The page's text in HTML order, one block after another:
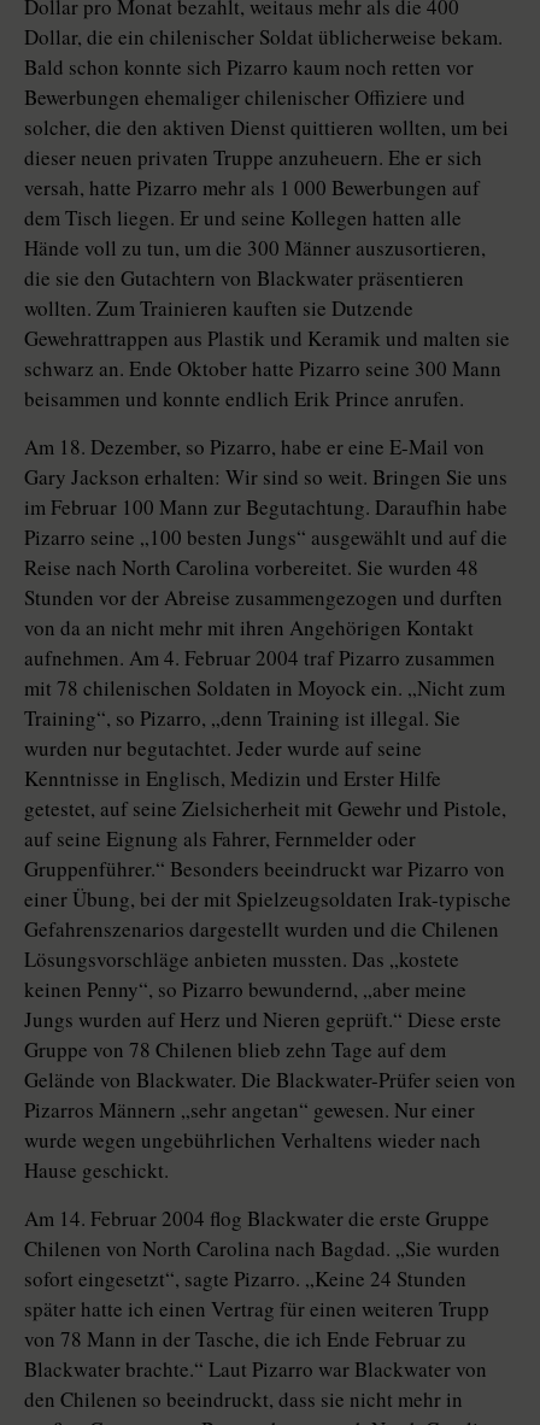
Dollar pro Monat bezahlt, weitaus mehr als die 400
Dollar, die ein chilenischer Soldat üblicherweise bekam.
Bald schon konnte sich Pizarro kaum noch retten vor
Bewerbungen ehemaliger chilenischer Offiziere und
solcher, die den aktiven Dienst quittieren wollten, um bei
dieser neuen privaten Truppe anzuheuern. Ehe er sich
versah, hatte Pizarro mehr als 1 000 Bewerbungen auf
dem Tisch liegen. Er und seine Kollegen hatten alle
Hände voll zu tun, um die 300 Männer auszusortieren,
die sie den Gutachtern von Blackwater präsentieren
wollten. Zum Trainieren kauften sie Dutzende
Gewehrattrappen aus Plastik und Keramik und malten sie
schwarz an. Ende Oktober hatte Pizarro seine 300 Mann
beisammen und konnte endlich Erik Prince anrufen.
Am 18. Dezember, so Pizarro, habe er eine E-Mail von
Gary Jackson erhalten: Wir sind so weit. Bringen Sie uns
im Februar 100 Mann zur Begutachtung. Daraufhin habe
Pizarro seine „100 besten Jungs“ ausgewählt und auf die
Reise nach North Carolina vorbereitet. Sie wurden 48
Stunden vor der Abreise zusammengezogen und durften
von da an nicht mehr mit ihren Angehörigen Kontakt
aufnehmen. Am 4. Februar 2004 traf Pizarro zusammen
mit 78 chilenischen Soldaten in Moyock ein. „Nicht zum
Training“, so Pizarro, „denn Training ist illegal. Sie
wurden nur begutachtet. Jeder wurde auf seine
Kenntnisse in Englisch, Medizin und Erster Hilfe
getestet, auf seine Zielsicherheit mit Gewehr und Pistole,
auf seine Eignung als Fahrer, Fernmelder oder
Gruppenführer.“ Besonders beeindruckt war Pizarro von
einer Übung, bei der mit Spielzeugsoldaten Irak-typische
Gefahrenszenarios dargestellt wurden und die Chilenen
Lösungsvorschläge anbieten mussten. Das „kostete
keinen Penny“, so Pizarro bewundernd, „aber meine
Jungs wurden auf Herz und Nieren geprüft.“ Diese erste
Gruppe von 78 Chilenen blieb zehn Tage auf dem
Gelände von Blackwater. Die Blackwater-Prüfer seien von
Pizarros Männern „sehr angetan“ gewesen. Nur einer
wurde wegen ungebührlichen Verhaltens wieder nach
Hause geschickt.
Am 14. Februar 2004 flog Blackwater die erste Gruppe
Chilenen von North Carolina nach Bagdad. „Sie wurden
sofort eingesetzt“, sagte Pizarro. „Keine 24 Stunden
später hatte ich einen Vertrag für einen weiteren Trupp
von 78 Mann in der Tasche, die ich Ende Februar zu
Blackwater brachte.“ Laut Pizarro war Blackwater von
den Chilenen so beeindruckt, dass sie nicht mehr in